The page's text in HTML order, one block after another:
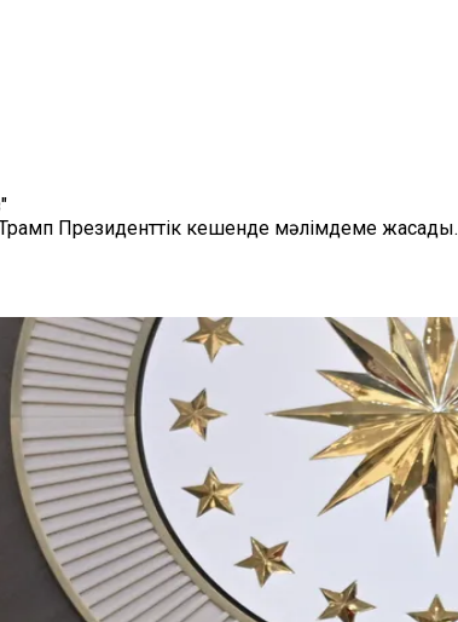
Президенттік кешенде мәлімдеме жасады.